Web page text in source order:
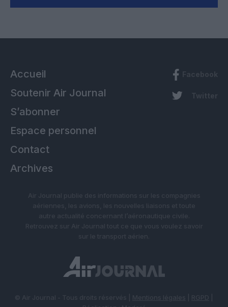
Accueil
Soutenir Air Journal
S’abonner
Espace personnel
Contact
Archives